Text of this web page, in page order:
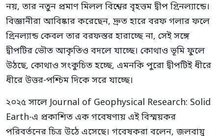
নয়, তার নতুন প্রমাণ মিলল বিশ্বের বৃহত্তম দ্বীপ গ্রিনল্যান্ডে।
বিজ্ঞানীরা আবিষ্কার করেছেন, দ্রুত হারে বরফ গলার ফলে
গ্রিনল্যান্ড কেবল তার বরফস্তর হারাচ্ছে না, সেই সঙ্গে
দ্বীপটির ভৌত আকৃতিও বদলে যাচ্ছে। কোথাও ভূমি ফুলে
উঠছে, কোথাও সংকুচিত হচ্ছে, এমনকি পুরো দ্বীপটিই ধীরে
ধীরে উত্তর-পশ্চিম দিকে সরে যাচ্ছে।
২০২৫ সালে Journal of Geophysical Research: Solid
Earth-এ প্রকাশিত এক গবেষণায় এই বিস্ময়কর
পরিবর্তনের চিত্র উঠে এসেছে। গবেষকরা বলেন, জলবায়ু